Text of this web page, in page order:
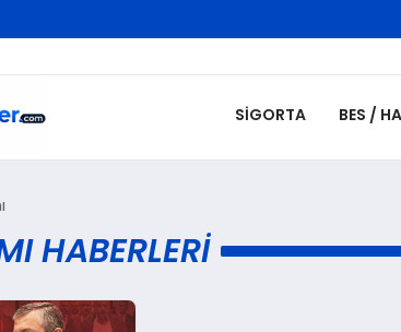
SIGORTA BES /
HABERLERI